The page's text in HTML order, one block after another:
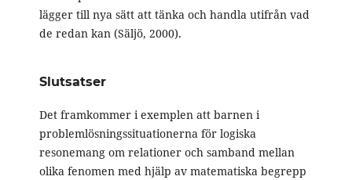
lägger till nya sätt att tänka och handla utifrån vad
de redan kan (Säljö, 2000).
Slutsatser
Det framkommer i exemplen att barnen i
problemlösningssituationerna för logiska
resonemang om relationer och samband mellan
olika fenomen med hjälp av matematiska begrepp